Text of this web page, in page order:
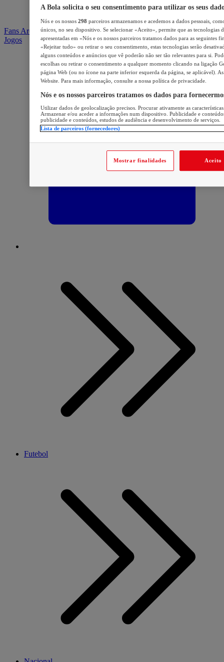
Fans Arena
Jogos
Futebol
A Bola solicita o seu consentimento para utilizar os seus
Nós e os nossos 298 parceiros armazenamos e acedemos a dados pessoais,
únicos, no seu dispositivo. Se selecionar «Aceito», permite que as tecnologias
apresentadas em «Nós e os nossos parceiros tratamos dados para as seguintes
«Rejeitar tudo» ou retirar o seu consentimento, estas tecnologias serão
alguns conteúdos e anúncios que vê poderão não ser tão relevantes para si.
escolhas ou retirar o consentimento a qualquer momento clicando na ligação
página Web (ou no ícone na parte inferior esquerda da página, se aplicável). As
Website. Para mais informação, consulte a nossa política de privacidade.
Nós e os nossos parceiros tratamos os dados para
Utilizar dados de geolocalização precisos. Procurar ativamente as
Armazenar e/ou aceder a informações num dispositivo. Publicidade e
publicidade e conteúdos, estudos de audiência e desenvolvimento de serviços.
Lista de parceiros (fornecedores)
Mostrar finalidades Aceito